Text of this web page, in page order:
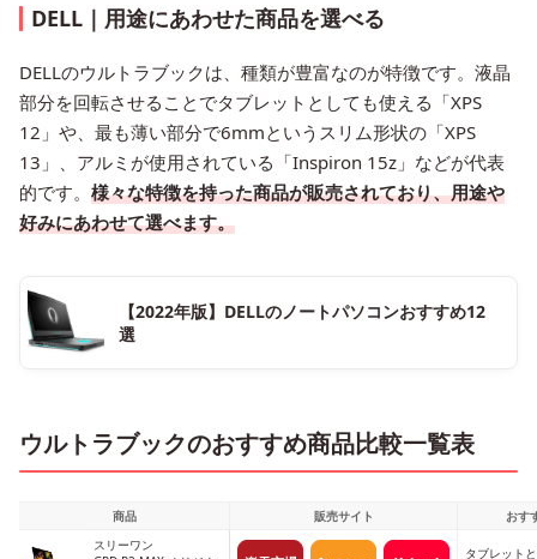
DELL｜用途にあわせた商品を選べる
DELLのウルトラブックは、種類が豊富なのが特徴です。液晶
部分を回転させることでタブレットとしても使える「XPS
12」や、最も薄い部分で6mmというスリム形状の「XPS
13」、アルミが使用されている「Inspiron 15z」などが代表
的です。 様々な特徴を持った商品が販売されており、用途や
好みにあわせて選べます。
【2022年版】DELLのノートパソコンおすすめ12
選
ウルトラブックのおすすめ商品比較一覧表
商品 販売サイト
おす
スリーワン
タブレット